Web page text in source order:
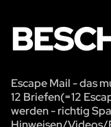
Escape Mail - das
12 Briefen(=12
werden - richtig